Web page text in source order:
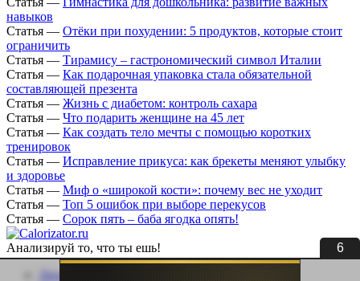
5
навыков
Статья — Отёки при похудении: 5 продуктов, которые стоит
ограничить
Статья — Тирамису – гастрономический символ Италии
Статья — Как подарочная упаковка стала обязательной
составляющей презента
Статья — Жизнь с диабетом: контроль сахара
Статья — Что подарить женщине на 45 лет
Статья — Как создать тело мечты с помощью коротких
тренировок
Статья — Исправление прикуса: как брекеты меняют улыбку
и здоровье
Статья — Миф о «широкой кости»: почему вес не уходит
Статья — Топ 5 ошибок при выборе перекусов
Статья — Сорок пять – баба ягодка опять!
Анализируй то, что ты ешь!
Личный кабинет